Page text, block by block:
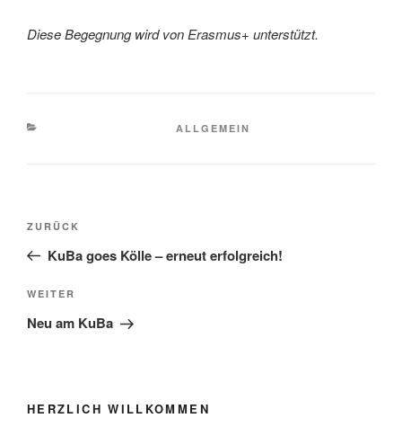
Diese Begegnung wird von Erasmus+ unterstützt.
KATEGORIEN
ALLGEMEIN
Beitragsnavigation
Vorheriger
Beitrag
ZURÜCK
KuBa goes Kölle – erneut erfolgreich!
Nächster
Beitrag
WEITER
Neu am KuBa
HERZLICH WILLKOMMEN